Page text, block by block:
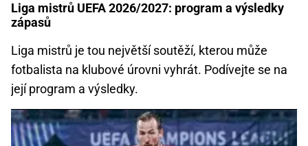
Liga mistrů UEFA 2026/2027: program a výsledky
zápasů
Liga mistrů je tou největší soutěží, kterou může
fotbalista na klubové úrovni vyhrát. Podívejte se na
její program a výsledky.